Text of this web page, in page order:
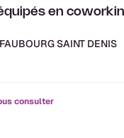
en
SAINT DENIS
consulter